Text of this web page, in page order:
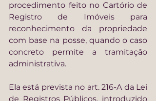
procedimento feito no Cartório de
Registro de Imóveis para
reconhecimento da propriedade
com base na posse, quando o caso
concreto permite a tramitação
administrativa.
Ela está prevista no art. 216-A da Lei
de Registros Públicos, introduzido